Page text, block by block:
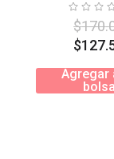
$170.
$127.
Agregar
bolsa